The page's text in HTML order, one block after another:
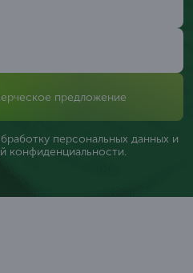
предложение
персональных данных и
конфиденциальности.